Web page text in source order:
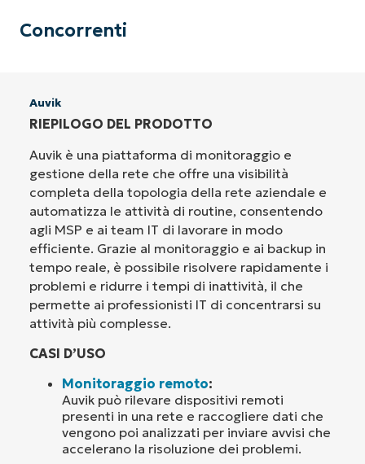
Concorrenti
Auvik
RIEPILOGO DEL PRODOTTO
Auvik è una piattaforma di monitoraggio e
gestione della rete che offre una visibilità
completa della topologia della rete aziendale e
automatizza le attività di routine, consentendo
agli MSP e ai team IT di lavorare in modo
efficiente. Grazie al monitoraggio e ai backup in
tempo reale, è possibile risolvere rapidamente i
problemi e ridurre i tempi di inattività, il che
permette ai professionisti IT di concentrarsi su
attività più complesse.
CASI D’USO
Monitoraggio remoto:
Auvik può rilevare dispositivi remoti
presenti in una rete e raccogliere dati che
vengono poi analizzati per inviare avvisi che
accelerano la risoluzione dei problemi.